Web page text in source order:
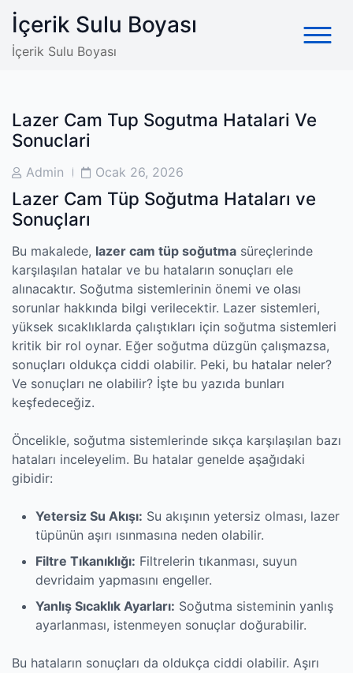
Skip
content
İçerik Sulu Boyası
İçerik Sulu Boyası
Lazer Cam Tup Sogutma Hatalari Ve
Sonuclari
PostAdmin
PostOcak 26, 2026
Lazer Cam Tüp Soğutma Hataları ve
Sonuçları
Bu makalede, lazer cam tüp soğutma süreçlerinde
karşılaşılan hatalar ve bu hataların sonuçları ele
alınacaktır. Soğutma sistemlerinin önemi ve olası
sorunlar hakkında bilgi verilecektir. Lazer sistemleri,
yüksek sıcaklıklarda çalıştıkları için soğutma sistemleri
kritik bir rol oynar. Eğer soğutma düzgün çalışmazsa,
sonuçları oldukça ciddi olabilir. Peki, bu hatalar neler?
Ve sonuçları ne olabilir? İşte bu yazıda bunları
keşfedeceğiz.
Öncelikle, soğutma sistemlerinde sıkça karşılaşılan bazı
hataları inceleyelim. Bu hatalar genelde aşağıdaki
gibidir:
Yetersiz Su Akışı: Su akışının yetersiz olması, lazer
tüpünün aşırı ısınmasına neden olabilir.
Filtre Tıkanıklığı: Filtrelerin tıkanması, suyun
devridaim yapmasını engeller.
Yanlış Sıcaklık Ayarları: Soğutma sisteminin yanlış
ayarlanması, istenmeyen sonuçlar doğurabilir.
Bu hataların sonuçları da oldukça ciddi olabilir. Aşırı